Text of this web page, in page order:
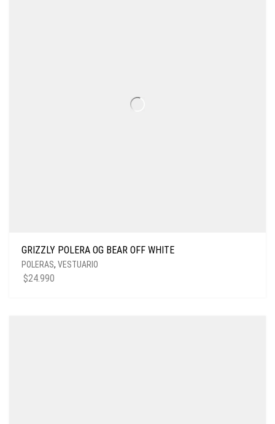
GRIZZLY POLERA OG BEAR OFF WHITE
POLERAS, VESTUARIO
$24.990